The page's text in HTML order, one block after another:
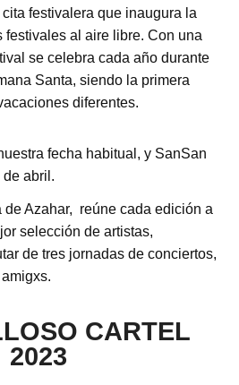
festivalera que inaugura la
festivales al aire libre. Con una
se celebra cada año durante
Santa, siendo la primera
diferentes.
fecha habitual, y SanSan
abril.
de Azahar, reúne cada edición a
selección de artistas,
de tres jornadas de conciertos,
CARTEL
2023